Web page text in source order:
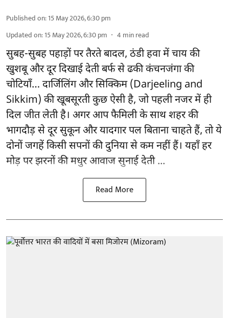
Published on:15 May 2026, 6:30 pm
Updated on:15 May 2026, 6:30 pm 4 min read
सुबह-सुबह पहाड़ों पर तैरते बादल, ठंडी हवा में चाय की
खुशबू और दूर दिखाई देती बर्फ से ढकी कंचनजंगा की
चोटियाँ… दार्जिलिंग और सिक्किम (Darjeeling and
Sikkim) की खूबसूरती कुछ ऐसी है, जो पहली नजर में ही
दिल जीत लेती है। अगर आप फैमिली के साथ शहर की
भागदौड़ से दूर सुकून और यादगार पल बिताना चाहते हैं, तो ये
दोनों जगहें किसी सपनों की दुनिया से कम नहीं हैं। यहाँ हर
मोड़ पर झरनों की मधुर आवाज सुनाई देती ...
Read More